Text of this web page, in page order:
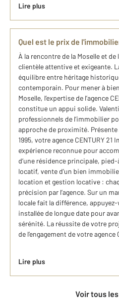
Lire plus
Quel est le prix de
À la rencontre de la Moselle et
clientèle attentive et exigeante.
équilibre entre héritage
contemporain. Pour mener à
Moselle, l’expertise de l’agence
constitue un appui solide.
professionnels de l’immobilier
approche de proximité. Présente
1995, votre agence CENTURY 21
expérience reconnue pour
d’une résidence principale,
locatif, vente d’un bien
location et gestion locative :
précision par l’agence. Sur un
locale fait la différence,
installée de longue date pour
sérénité. La réussite de votre
de l’engagement de votre agence
Lire plus
Voir tous